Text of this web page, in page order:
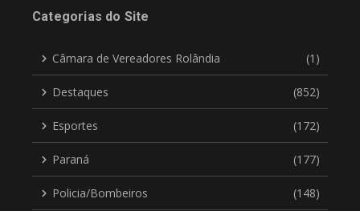
Categorias do Site
Câmara de Vereadores Rolândia (1)
Destaques (852)
Esportes (172)
Paraná (177)
Policia/Bombeiros (148)